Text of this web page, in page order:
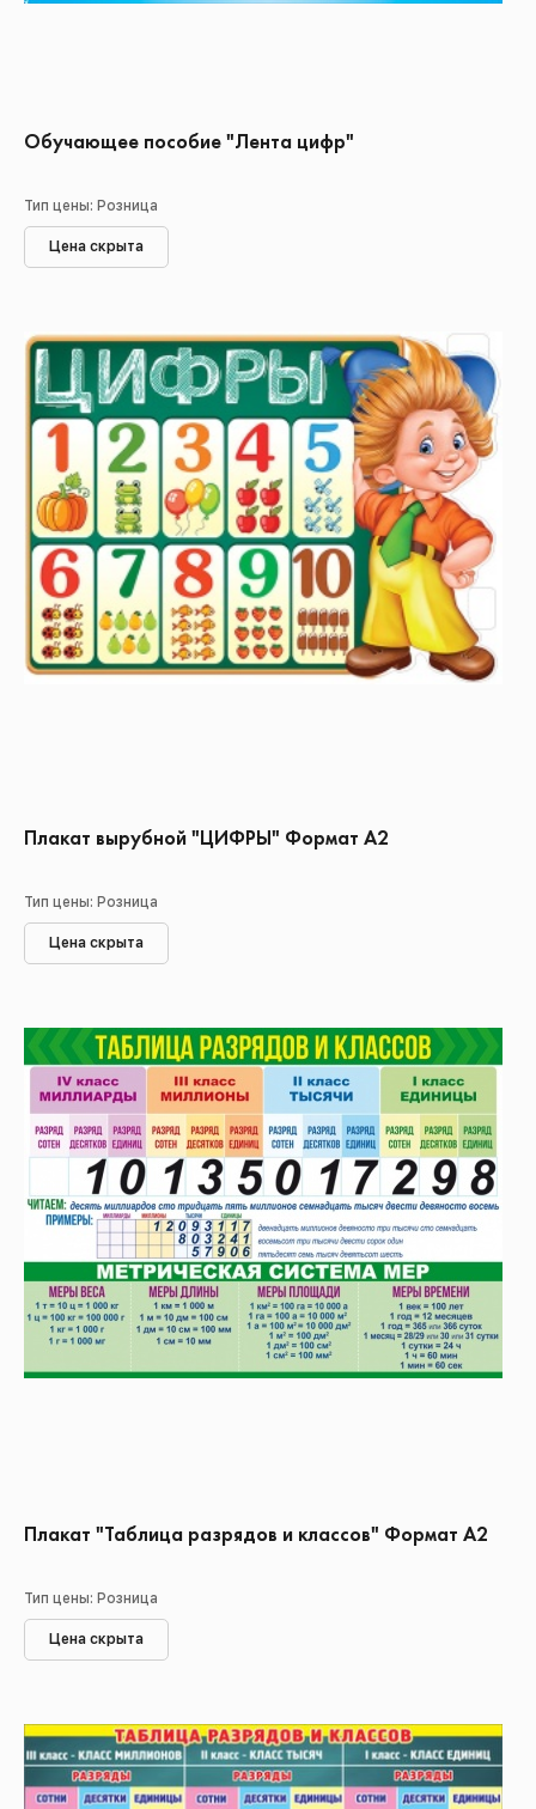
Обучающее пособие "Лента цифр"
Тип цены: Розница
Цена скрыта
Плакат вырубной "ЦИФРЫ" Формат А2
Тип цены: Розница
Цена скрыта
Плакат "Таблица разрядов и классов" Формат А2
Тип цены: Розница
Цена скрыта